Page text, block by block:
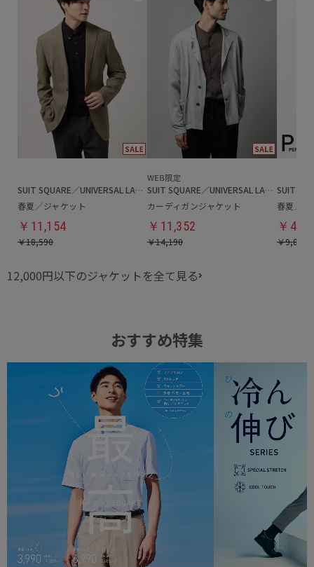
SUIT SQUARE／UNIVERSAL LANGUAGE
春夏／ジャケット
￥11,154
￥18,590
SUIT SQUARE／UNIVERSAL LANGUAGE
カーディガンジャケット
￥11,352
￥14,190
春夏／
￥
￥9,889
12,000円以下のジャケットを全て見る
おすすめ特集